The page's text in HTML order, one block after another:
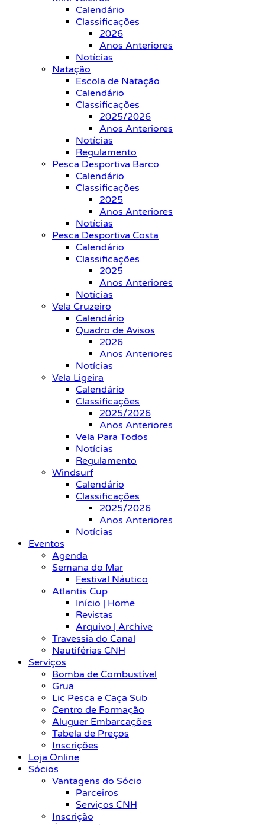
Calendário
Classificações
2026
Anos Anteriores
Notícias
Natação
Escola de Natação
Calendário
Classificações
2025/2026
Anos Anteriores
Notícias
Regulamento
Pesca Desportiva Barco
Calendário
Classificações
2025
Anos Anteriores
Notícias
Pesca Desportiva Costa
Calendário
Classificações
2025
Anos Anteriores
Notícias
Vela Cruzeiro
Calendário
Quadro de Avisos
2026
Anos Anteriores
Notícias
Vela Ligeira
Calendário
Classificações
2025/2026
Anos Anteriores
Vela Para Todos
Notícias
Regulamento
Windsurf
Calendário
Classificações
2025/2026
Anos Anteriores
Notícias
Eventos
Agenda
Semana do Mar
Festival Náutico
Atlantis Cup
Início | Home
Revistas
Arquivo | Archive
Travessia do Canal
Nautiférias CNH
Serviços
Bomba de Combustível
Grua
Lic Pesca e Caça Sub
Centro de Formação
Aluguer Embarcações
Tabela de Preços
Inscrições
Loja Online
Sócios
Vantagens do Sócio
Parceiros
Serviços CNH
Inscrição